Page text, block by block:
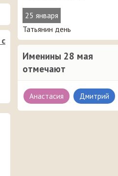
25 января
Татьянин день
Именины 28 мая
отмечают
Анастасия Дмитрий